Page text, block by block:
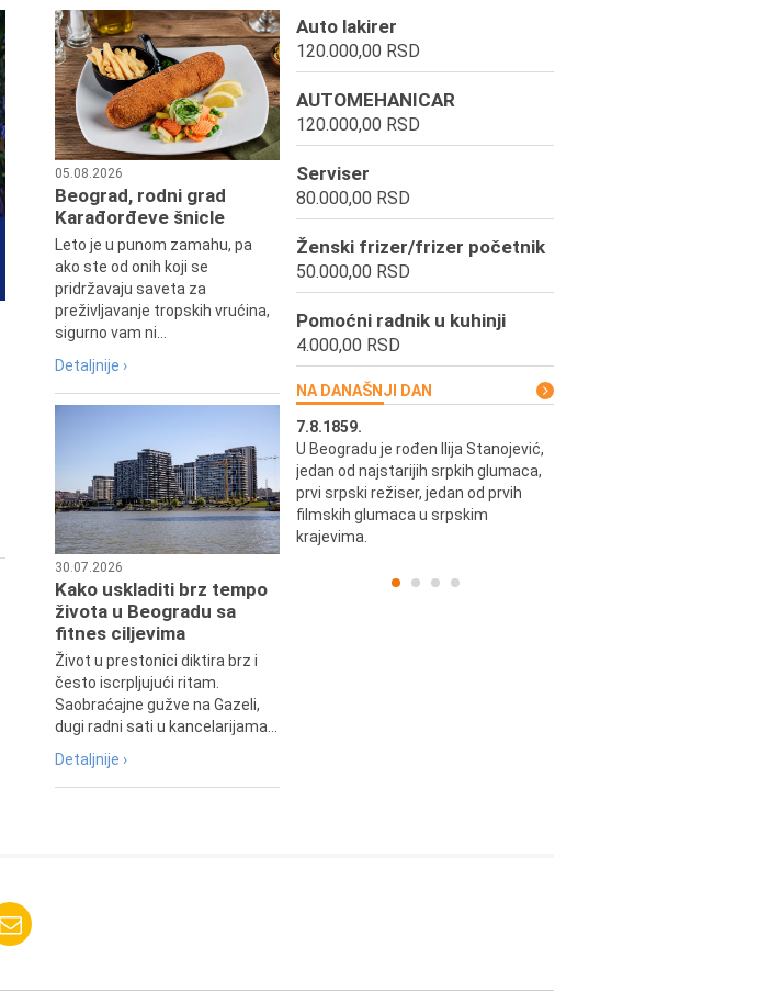
05.08.2026
Beograd, rodni grad
Karađorđeve šnicle
Leto je u punom zamahu, pa
ako ste od onih koji se
pridržavaju saveta za
preživljavanje tropskih vrućina,
sigurno vam ni...
Detaljnije ›
30.07.2026
Kako uskladiti brz tempo
života u Beogradu sa
fitnes ciljevima
Život u prestonici diktira brz i
često iscrpljujući ritam.
Saobraćajne gužve na Gazeli,
dugi radni sati u kancelarijama...
Detaljnije ›
Auto lakirer
120.000,00 RSD
AUTOMEHANICAR
120.000,00 RSD
Serviser
80.000,00 RSD
Ženski frizer/frizer početnik
50.000,00 RSD
Pomoćni radnik u kuhinji
4.000,00 RSD
NA DANAŠNJI DAN
Preminula je Đurđija Cvetić,
pozorišna, filmska i TV glumica.
7.8.1859.
U Beogradu je rođen Ilija Stanojević,
jedan od najstarijih srpkih glumaca,
prvi srpski režiser, jedan od prvih
filmskih glumaca u srpskim
krajevima.